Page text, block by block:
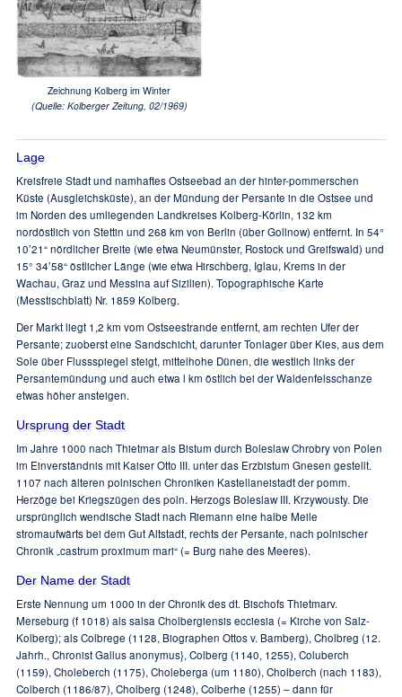
Zeichnung Kolberg im Winter
(Quelle: Kolberger Zeitung, 02/1969)
Lage
Kreisfreie Stadt und namhaftes Ostseebad an der hinter-pommerschen
Küste (Ausgleichsküste), an der Mündung der Persante in die Ostsee und
im Norden des umliegenden Landkreises Kolberg-Körlin, 132 km
nordöstlich von Stettin und 268 km von Berlin (über Gollnow) entfernt. In 54°
10’21“ nördlicher Breite (wie etwa Neumünster, Rostock und Greifswald) und
15° 34’58“ östlicher Länge (wie etwa Hirschberg, Iglau, Krems in der
Wachau, Graz und Messina auf Sizilien). Topographische Karte
(Messtischblatt) Nr. 1859 Kolberg.
Der Markt liegt 1,2 km vom Ostseestrande entfernt, am rechten Ufer der
Persante; zuoberst eine Sandschicht, darunter Tonlager über Kies, aus dem
Sole über Flussspiegel steigt, mittelhohe Dünen, die westlich links der
Persantemündung und auch etwa l km östlich bei der Waldenfelsschanze
etwas höher ansteigen.
Ursprung der Stadt
Im Jahre 1000 nach Thietmar als Bistum durch Boleslaw Chrobry von Polen
im Einverständnis mit Kaiser Otto III. unter das Erzbistum Gnesen gestellt.
1107 nach älteren polnischen Chroniken Kastellaneistadt der pomm.
Herzöge bei Kriegszügen des poln. Herzogs Boleslaw III. Krzywousty. Die
ursprünglich wendische Stadt nach Riemann eine halbe Meile
stromaufwärts bei dem Gut Altstadt, rechts der Persante, nach polnischer
Chronik „castrum proximum mari“ (= Burg nahe des Meeres).
Der Name der Stadt
Erste Nennung um 1000 in der Chronik des dt. Bischofs Thietmarv.
Merseburg (f 1018) als salsa Cholbergiensis ecciesia (= Kirche von Salz-
Kolberg); als Colbrege (1128, Biographen Ottos v. Bamberg), Cholbreg (12.
Jahrh., Chronist Gallus anonymus}, Colberg (1140, 1255), Coluberch
(1159), Choleberch (1175), Choleberga (um 1180), Cholberch (nach 1183),
Colberch (1186/87), Cholberg (1248), Colberhe (1255) – dann für